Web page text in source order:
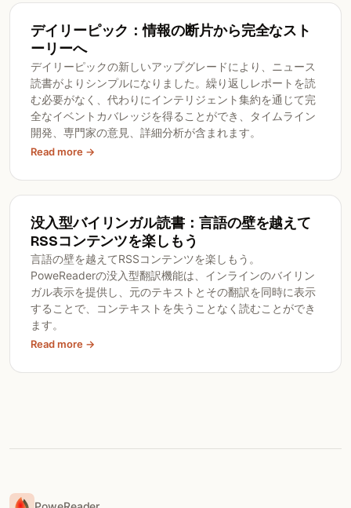
デイリーピック：情報の断片から完全なスト
ーリーへ
デイリーピックの新しいアップグレードにより、ニュース
読書がよりシンプルになりました。繰り返しレポートを読
む必要がなく、代わりにインテリジェント集約を通じて完
全なイベントカバレッジを得ることができ、タイムライン
開発、専門家の意見、詳細分析が含まれます。
Read more →
没入型バイリンガル読書：言語の壁を越えて
RSSコンテンツを楽しもう
言語の壁を越えてRSSコンテンツを楽しもう。
PoweReaderの没入型翻訳機能は、インラインのバイリン
ガル表示を提供し、元のテキストとその翻訳を同時に表示
することで、コンテキストを失うことなく読むことができ
ます。
Read more →